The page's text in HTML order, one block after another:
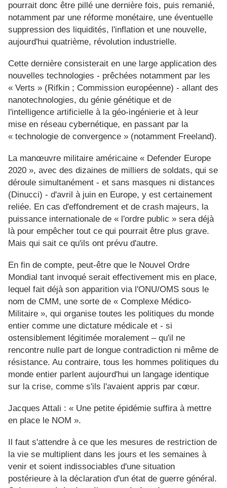
pourrait donc être pillé une dernière fois, puis remanié,
notamment par une réforme monétaire, une éventuelle
suppression des liquidités, l'inflation et une nouvelle,
aujourd'hui quatrième, révolution industrielle.
Cette dernière consisterait en une large application des
nouvelles technologies - prêchées notamment par les
« Verts » (Rifkin ; Commission européenne) - allant des
nanotechnologies, du génie génétique et de
l'intelligence artificielle à la géo-ingénierie et à leur
mise en réseau cybernétique, en passant par la
« technologie de convergence » (notamment Freeland).
La manœuvre militaire américaine « Defender Europe
2020 », avec des dizaines de milliers de soldats, qui se
déroule simultanément - et sans masques ni distances
(Dinucci) - d'avril à juin en Europe, y est certainement
reliée. En cas d'effondrement et de crash majeurs, la
puissance internationale de « l'ordre public » sera déjà
là pour empêcher tout ce qui pourrait être plus grave.
Mais qui sait ce qu'ils ont prévu d'autre.
En fin de compte, peut-être que le Nouvel Ordre
Mondial tant invoqué serait effectivement mis en place,
lequel fait déjà son apparition via l'ONU/OMS sous le
nom de CMM, une sorte de « Complexe Médico-
Militaire », qui organise toutes les politiques du monde
entier comme une dictature médicale et - si
ostensiblement légitimée moralement – qu'il ne
rencontre nulle part de longue contradiction ni même de
résistance. Au contraire, tous les hommes politiques du
monde entier parlent aujourd'hui un langage identique
sur la crise, comme s'ils l'avaient appris par cœur.
Jacques Attali : « Une petite épidémie suffira à mettre
en place le NOM ».
Il faut s'attendre à ce que les mesures de restriction de
la vie se multiplient dans les jours et les semaines à
venir et soient indissociables d'une situation
postérieure à la déclaration d'un état de guerre général.